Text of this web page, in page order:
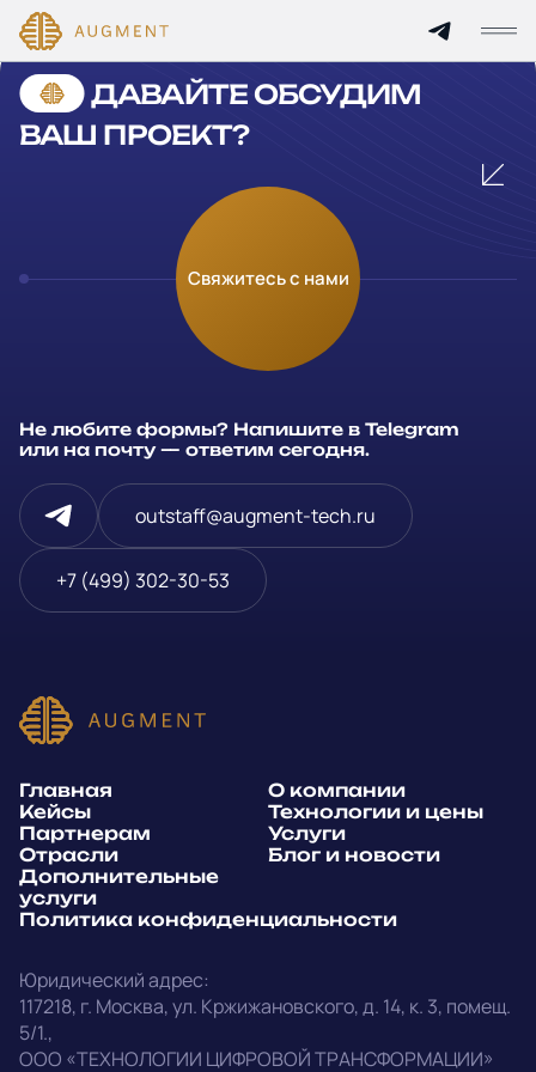
Написать в Telegram
outstaff@augment-tech.ru
Главная
Технологии и цены
Услуги
Отрасли
Блог и новости
Политика
конфиденциальности
Cannot find 'services' template with page 'detail'
ДАВАЙТЕ ОБСУДИМ
ВАШ ПРОЕКТ?
Свяжитесь с нами
Не любите формы? Напишите в Telegram
или на почту — ответим сегодня.
outstaff@augment-tech.ru
+7 (499) 302-30-53
Юридический адрес:
117218, г. Москва,ул. Кржижановского, д. 14, к. 3, помещ.
5/1.,
ООО «ТЕХНОЛОГИИ ЦИФРОВОЙ ТРАНСФОРМАЦИИ»
Главная
О компании
Кейсы
Технологии и цены
Партнерам
Услуги
Отрасли
Блог и новости
Дополнительные
услуги
Политика конфиденциальности
Оставьте заявку
Заполните и отправьте данные и мы свяжемся с вами в
течение рабочего дня
Компания
Телефон*
E-mail
Telegram
WhatsApp
E-mail
Позвонить
Напишите, какие специалисты, в каком количестве и как
срочно нужны на ваш проект
Прикрепить файл